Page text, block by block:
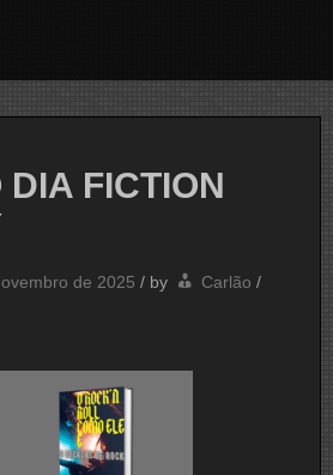
FICTION
de 2025 / by Carlão /